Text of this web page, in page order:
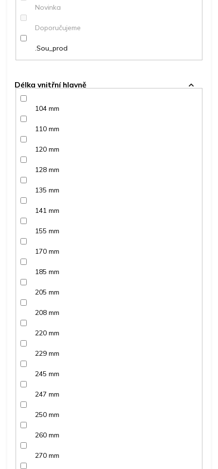
Novinka
Doporučujeme
.Sou_prod
Délka vnitřní hlavně
104 mm
110 mm
120 mm
128 mm
135 mm
141 mm
155 mm
170 mm
185 mm
205 mm
208 mm
220 mm
229 mm
245 mm
247 mm
250 mm
260 mm
270 mm